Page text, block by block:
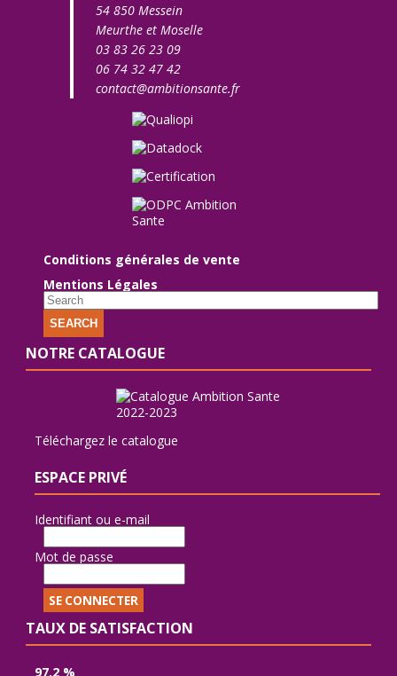
54 850 Messein
Meurthe et Moselle
03 83 26 23 09
06 74 32 47 42
contact@ambitionsante.fr
Conditions générales de vente
Mentions Légales
SEARCH
NOTRE CATALOGUE
Téléchargez le catalogue
ESPACE PRIVÉ
Identifiant ou e-mail
Mot de passe
TAUX DE SATISFACTION
97,2 %